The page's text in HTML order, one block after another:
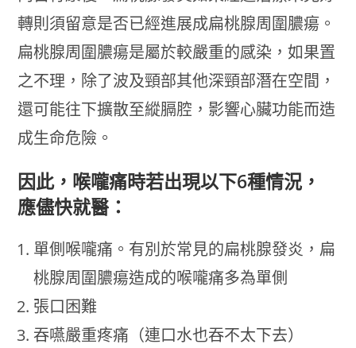
轉則須留意是否已經進展成扁桃腺周圍膿瘍。
扁桃腺周圍膿瘍是屬於較嚴重的感染，如果置
之不理，除了波及頸部其他深頸部潛在空間，
還可能往下擴散至縱膈腔，影響心臟功能而造
成生命危險。
因此，喉嚨痛時若出現以下6種情況，
應儘快就醫：
單側喉嚨痛。有別於常見的扁桃腺發炎，扁
桃腺周圍膿瘍造成的喉嚨痛多為單側
張口困難
吞嚥嚴重疼痛（連口水也吞不太下去）